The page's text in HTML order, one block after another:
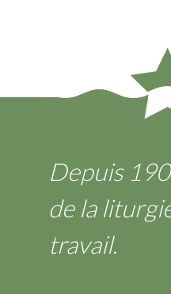
Depuis
de la
travail.